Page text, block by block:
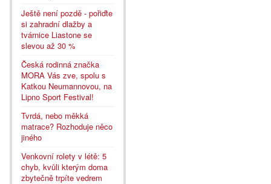
Ještě není pozdě - pořiďte
si zahradní dlažby a
tvárnice Liastone se
slevou až 30 %
Česká rodinná značka
MORA Vás zve, spolu s
Katkou Neumannovou, na
Lipno Sport Festival!
Tvrdá, nebo měkká
matrace? Rozhoduje něco
jiného
Venkovní rolety v létě: 5
chyb, kvůli kterým doma
zbytečně trpíte vedrem